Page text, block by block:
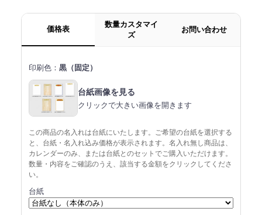
価格表
数量カスタマイ
ズ
お問い合わせ
印刷色： 黒（固定）
台紙画像を見る
クリックで大きい画像を開きます
この商品の名入れは台紙にいたします。ご希望の台紙を選択する
と、台紙・名入れ込み価格が表示されます。名入れ無し商品は、
カレンダーのみ、または台紙とのセットでご購入いただけます。
数量・内容をご確認のうえ、該当する金額をクリックしてくださ
い。
台紙